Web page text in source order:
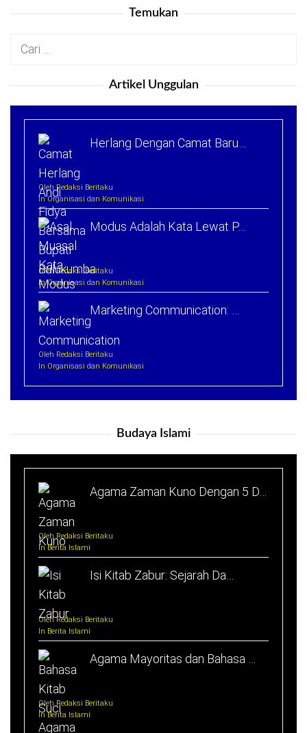
Temukan
Cari
Artikel Unggulan
Herlang Dengan Camat Baru…
Oleh Redaksi Beritaku
In Organisasi dan Komunikasi
Modus Adalah Kata Lewat P…
Oleh Redaksi Beritaku
In Organisasi dan Komunikasi
Marketing Communication: …
Oleh Redaksi Beritaku
In Organisasi dan Komunikasi
Budaya Islami
Agama Zaman Kuno Dengan 5 D…
Oleh Redaksi Beritaku
In Berita Islami
Isi Kitab Zabur: Sejarah Da…
Oleh Redaksi Beritaku
In Berita Islami
Agama Mayoritas dan Bahasa …
Oleh Redaksi Beritaku
In Berita Islami